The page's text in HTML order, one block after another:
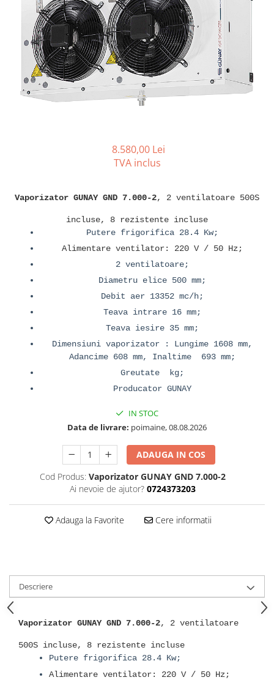
REZISTENTE DIGIVRARE
REZISTENTE SILICONICE
Uleiuri
Ventilatoare
Ventilatoare EbmPapst
Ventilatoare WEIGUANG
Compresoare Cubigel R134a
Compresoare Cubigel R404a
Compresoare Jiaxipera
VAPORIZATOARE LU-VE
8.580,00 Lei
TVA inclus
Vaporizator GUNAY GND 7.000-2, 2 ventilatoare 500S
incluse, 8 rezistente incluse
Putere frigorifica 28.4 Kw;
Alimentare ventilator: 220 V / 50 Hz;
2 ventilatoare;
Diametru elice 500 mm;
Debit aer 13352 mc/h;
Teava intrare 16 mm;
Teava iesire 35 mm;
Dimensiuni vaporizator : Lungime 1608 mm,
Adancime 608 mm, Inaltime 693 mm;
Greutate kg;
Producator GUNAY
IN STOC
Data de livrare: poimaine, 08.08.2026
ADAUGA IN COS
Cod Produs: Vaporizator GUNAY GND 7.000-2
Ai nevoie de ajutor? 0724373203
Adauga la Favorite Cere informatii
Descriere
Vaporizator GUNAY GND 7.000-2, 2 ventilatoare
500S incluse, 8 rezistente incluse
Putere frigorifica 28.4 Kw;
Alimentare ventilator: 220 V / 50 Hz;